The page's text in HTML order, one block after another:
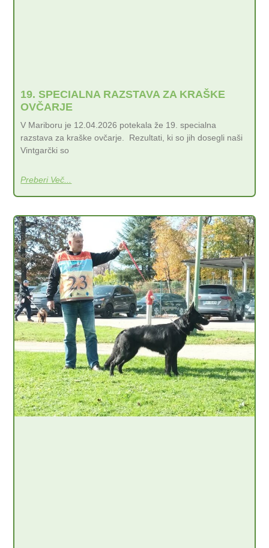
19. SPECIALNA RAZSTAVA ZA KRAŠKE
OVČARJE
V Mariboru je 12.04.2026 potekala že 19. specialna
razstava za kraške ovčarje. Rezultati, ki so jih dosegli naši
Vintgarčki so
Preberi Več...